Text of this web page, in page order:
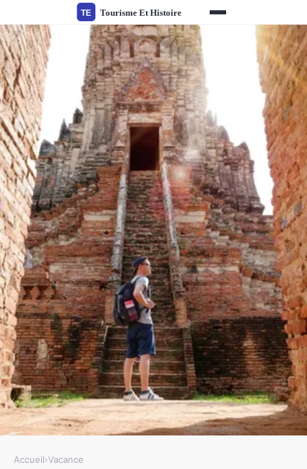
Accueil›Vacance